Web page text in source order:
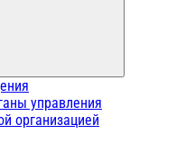
управления
организацией